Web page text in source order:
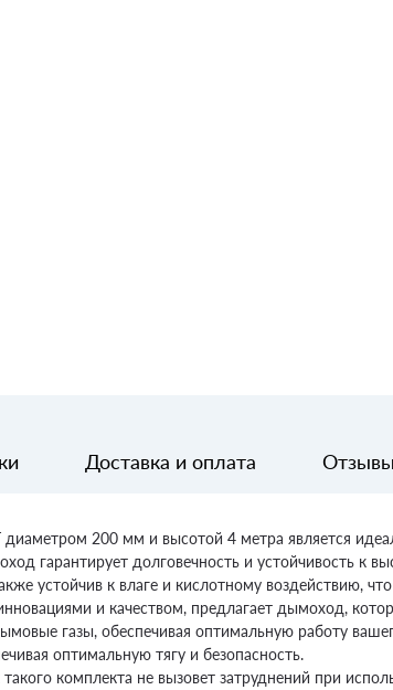
Доставка и оплата Отзывы
200 мм и высотой 4 метра является
гарантирует долговечность и устойчивость к
устойчив к влаге и кислотному воздействию,
и качеством, предлагает дымоход,
газы, обеспечивая оптимальную работу
оптимальную тягу и безопасность.
комплекта не вызовет затруднений при